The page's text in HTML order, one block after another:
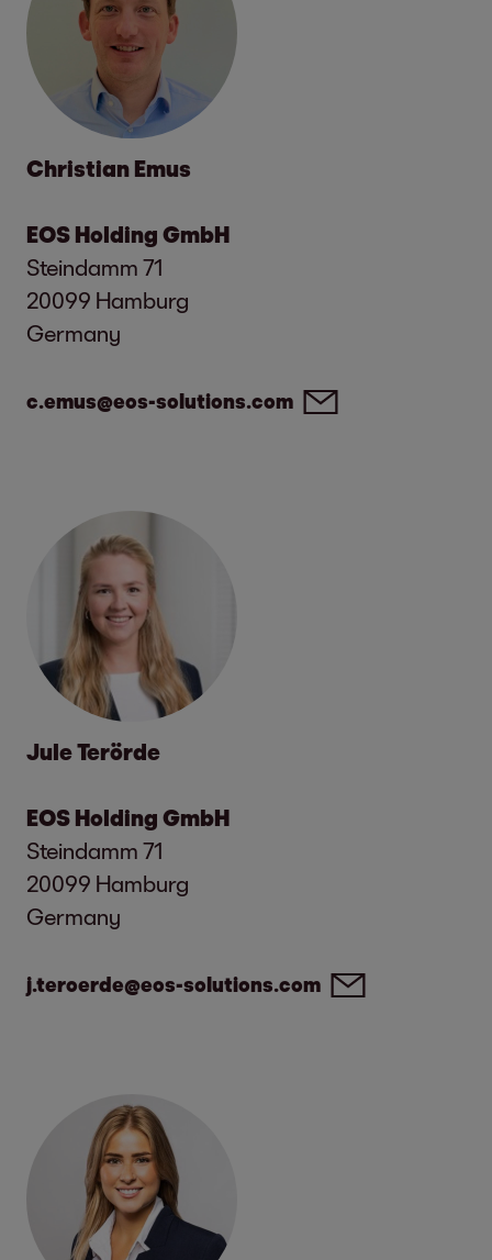
odvetví.
Environmental Protection
Reduction of Environmental Footprint
Ako súčasť skupiny Otto Group
Based Targets (vedecky podložených
cieľov) našej materskej spoločnosti,
konkrétne k znižovaniu absolútnych
emisií skleníkových plynov v rámci celej
finančného roka 2031/2032*. Výpočtom
prijímať konkrétne opatrenia.
*V porovnaní s finančným rokom 2021/22 podľa
Science-Based Target (SBT) a cieľa obmedziť
oteplenie na 1,5 stupňa podľa Parížskej dohody;
oficiálne znenie cieľa je uvedené na
iniciatívy vedecky podložených cieľov (SBTi)
Christian Emus
EOS Holding GmbH
Steindamm 71
20099 Hamburg
Germany
c.emus@eos-solutions.com
Jule Terörde
EOS Holding GmbH
Steindamm 71
20099 Hamburg
Germany
j.teroerde@eos-solutions.com